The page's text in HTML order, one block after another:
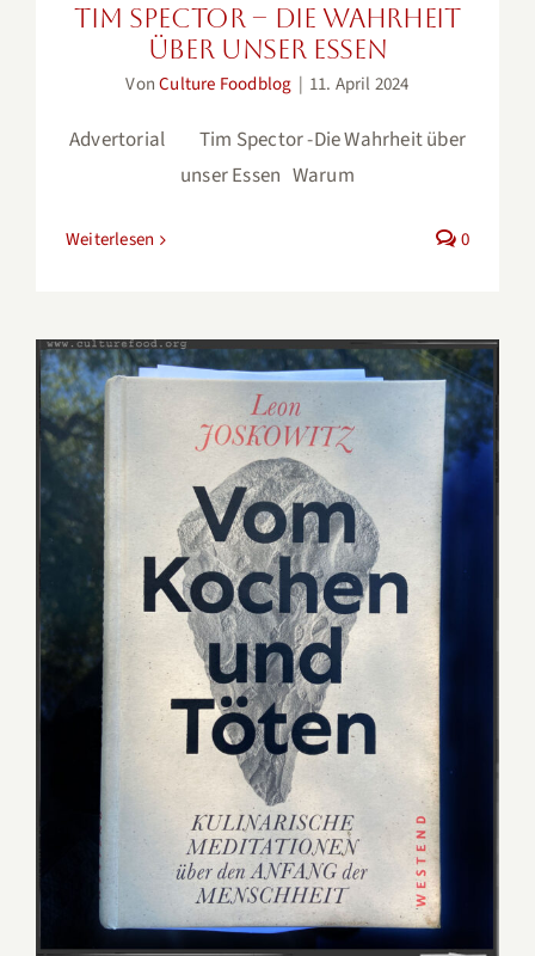
Tim Spector – Die Wahrheit
über unser Essen
VonCulture Foodblog | 11. April 2024
Advertorial Tim Spector -Die Wahrheit über
unser Essen Warum
Weiterlesen 0
Leon Joskowitz – Vom Kochen
und Töten